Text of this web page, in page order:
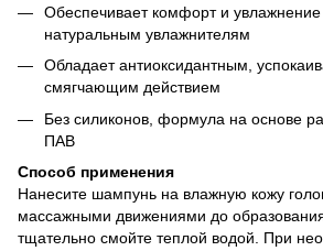
Обеспечивает комфорт и увлажнение
натуральным увлажнителям
Обладает антиоксидантным,
смягчающим действием
Без силиконов, формула на основе
ПАВ
Способ применения
Нанесите шампунь на влажную кожу
массажными движениями до
тщательно смойте теплой водой. При